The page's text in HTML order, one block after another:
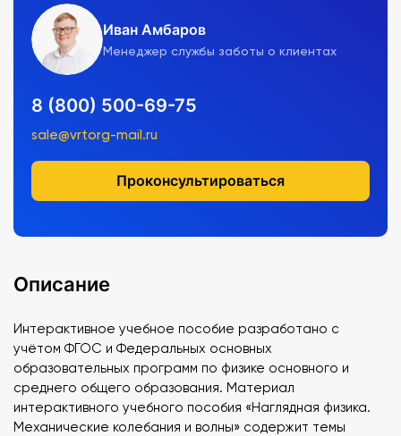
Иван Амбаров
Менеджер службы заботы о клиентах
8 (800) 500-69-75
sale@vrtorg-mail.ru
Проконсультироваться
Описание
Интерактивное учебное пособие разработано с
учётом ФГОС и Федеральных основных
образовательных программ по физике основного и
среднего общего образования. Материал
интерактивного учебного пособия «Наглядная физика.
Механические колебания и волны» содержит темы